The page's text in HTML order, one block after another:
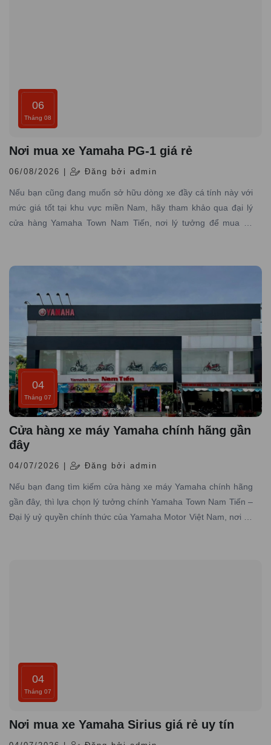
06
Tháng 08
Nơi mua xe Yamaha PG-1 giá rẻ
06/08/2026 | Đăng bởi admin
Nếu bạn cũng đang muốn sở hữu dòng xe đầy cá tính này với
mức giá tốt tại khu vực miền Nam, hãy tham khảo qua đại lý
cửa hàng Yamaha Town Nam Tiến, nơi lý tưởng để mua xe
04
Tháng 07
Cửa hàng xe máy Yamaha chính hãng gần
đây
04/07/2026 | Đăng bởi admin
Nếu bạn đang tìm kiếm cửa hàng xe máy Yamaha chính hãng
gần đây, thì lựa chọn lý tưởng chính Yamaha Town Nam Tiến –
Đại lý uỷ quyền chính thức của Yamaha Motor Việt Nam, nơi có
04
Tháng 07
Nơi mua xe Yamaha Sirius giá rẻ uy tín